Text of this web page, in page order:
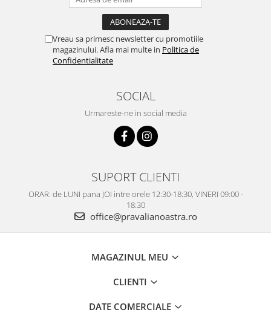
Vreau sa primesc newsletter cu promotiile
magazinului. Afla mai multe in Politica de
Confidentialitate
SOCIAL
Urmareste-ne in social media
SUPORT CLIENTI
ORAR: de LUNI pana JOI intre orele 12:30-18:30, VINERI 09:00 -
18:30
office@pravalianoastra.ro
MAGAZINUL MEU
CLIENTI
DATE COMERCIALE